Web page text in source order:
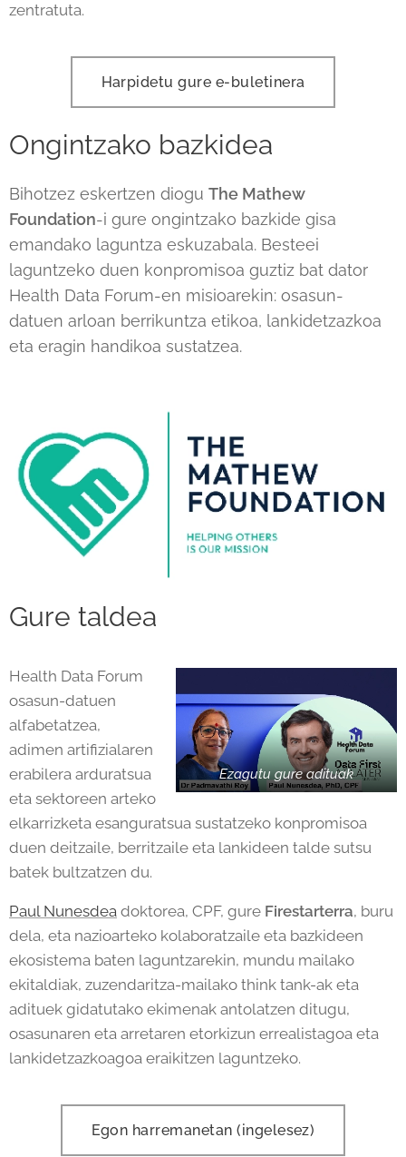
zentratuta.
Harpidetu gure e-buletinera
Ongintzako bazkidea
Bihotzez eskertzen diogu The Mathew
Foundation-i gure ongintzako bazkide gisa
emandako laguntza eskuzabala. Besteei
laguntzeko duen konpromisoa guztiz bat dator
Health Data Forum-en misioarekin: osasun-
datuen arloan berrikuntza etikoa, lankidetzazkoa
eta eragin handikoa sustatzea.
Gure taldea
Ezagutu gure adituak
Health Data Forum
osasun-datuen
alfabetatzea,
adimen artifizialaren
erabilera arduratsua
eta sektoreen arteko
elkarrizketa esanguratsua sustatzeko konpromisoa
duen deitzaile, berritzaile eta lankideen talde sutsu
batek bultzatzen du.
Paul Nunesdea doktorea, CPF, gure Firestarterra, buru
dela, eta nazioarteko kolaboratzaile eta bazkideen
ekosistema baten laguntzarekin, mundu mailako
ekitaldiak, zuzendaritza-mailako think tank-ak eta
adituek gidatutako ekimenak antolatzen ditugu,
osasunaren eta arretaren etorkizun errealistagoa eta
lankidetzazkoagoa eraikitzen laguntzeko.
Egon harremanetan (ingelesez)